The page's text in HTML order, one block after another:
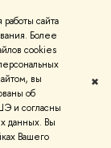
сайта
Более
cookies
вы
об
и согласны
данных. Вы
Вашего
✖
в НИУ ВШЭ